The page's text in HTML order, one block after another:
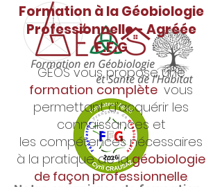
Formation à la Géobiologie
Professionnelle - Agréée
F.F.G
GÉOS vous propose une
formation complète vous
permettant d'acquérir les
connaissances et
les compétences nécessaires
à la pratique de lagéobiologie
de façon professionnelle.